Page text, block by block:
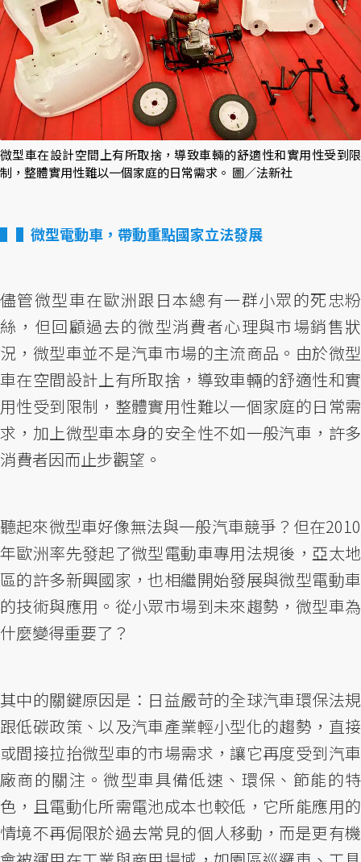
微型車在設計空間上有所取捨，導致車輛的舒適性和實用性受到限
制，整體實用性難以一個家庭的日常需求。 圖／法新社
▌微型電動車，帶動重點國家立法發展
儘管微型車在歐洲跟日本總有一群小眾的死忠粉
絲，但回顧過去的微型消費者心理與市場銷售狀
況，微型車並不是汽車市場的主流商品。由於微型
車在空間設計上有所取捨，導致車輛的舒適性和實
用性受到限制，整體實用性難以一個家庭的日常需
求，加上微型車本身的安全性不如一般汽車，許多
消費者因而止步觀望。
聽起來微型車好像無法與一般汽車競爭？但在2010
年歐洲率先發起了微型電動車專用法規後，亞太地
區的許多新興國家，也相繼開始發展與微型電動車
的技術與應用。從小眾市場到未來趨勢，微型車為
什麼變得重要了？
其中的關鍵原因是：日益嚴苛的全球汽車環保法規
跟低碳政策、以及汽車產業輕小型化的趨勢，直接
或間接拉抬微型車的市場需求，讓它再度受到汽車
廠商的關注。微型車具備低速、環保、節能的特
色，且電動化所需電池成本也較低，它所能應用的
情境不再侷限於過去常見的個人移動，而是更有機